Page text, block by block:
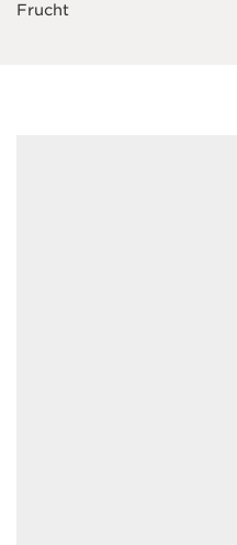
Frucht